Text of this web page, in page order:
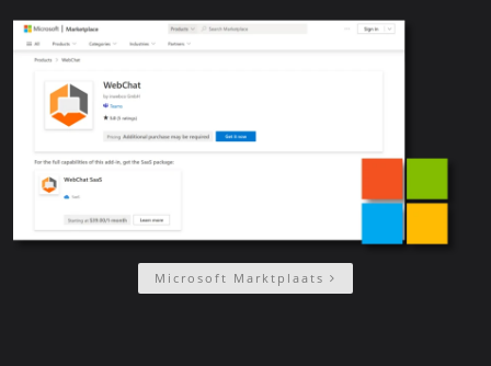
Microsoft Marktplaats